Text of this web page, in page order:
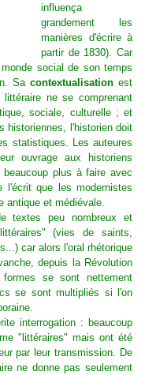
influença
grandement les
manières d'écrire à
partir de 1830). Car
social de son temps
Sacontextualisation est
ne se comprenant
sociale, culturelle ; et
historiennes, l'historien doit
statistiques. Les auteures
ouvrage aux historiens
plus à faire avec
l'écrit que les modernistes
antique et médiévale.
textes peu nombreux et
(vies de saints,
car alors l'oral rhétorique
depuis la Révolution
se sont nettement
se sont multipliés si l'on
interrogation : beaucoup
"littéraires" mais ont été
par leur transmission. De
ne donne pas seulement